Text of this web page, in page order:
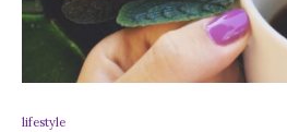
lifestyle